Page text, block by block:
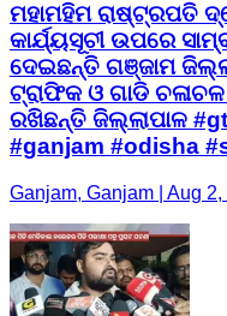
ମହାମହିମ ରାଷ୍ଟ୍ରପତି
କାର୍ଯ୍ୟସୂଚୀ ଉପରେ
ଦେଇଛନ୍ତି ଗଞ୍ଜାମ
ଟ୍ରାଫିକ ଓ ଗାଡି
ରଖିଛନ୍ତି ଜିଲ୍ଲାପାଳ
#ganjam #odisha
Ganjam, Ganjam | Aug 2,